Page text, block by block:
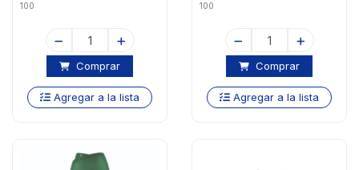
100
Comprar
Agregar a la lista
100
Comprar
Agregar a la lista